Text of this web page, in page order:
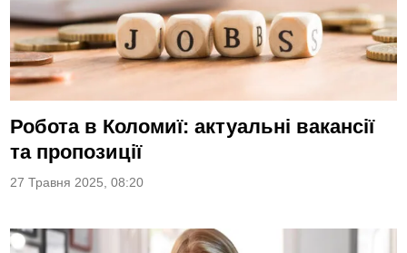
Робота в Коломиї: актуальні вакансії
та пропозиції
27 Травня 2025, 08:20